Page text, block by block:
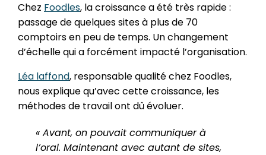
Chez Foodles, la croissance a été très rapide :
passage de quelques sites à plus de 70
comptoirs en peu de temps. Un changement
d’échelle qui a forcément impacté l’organisation.
Léa laffond, responsable qualité chez Foodles,
nous explique qu’avec cette croissance, les
méthodes de travail ont dû évoluer.
« Avant, on pouvait communiquer à
l’oral. Maintenant avec autant de sites,